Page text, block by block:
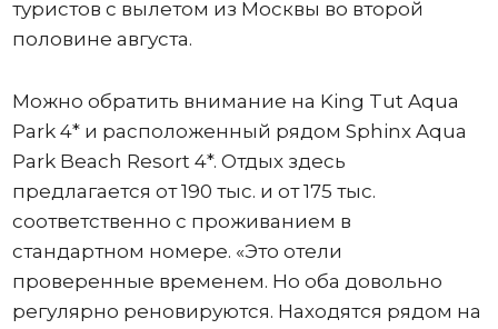
туристов с вылетом из Москвы во второй
половине августа.
Можно обратить внимание на King Tut Aqua
Park 4* и расположенный рядом Sphinx Aqua
Park Beach Resort 4*. Отдых здесь
предлагается от 190 тыс. и от 175 тыс.
соответственно с проживанием в
стандартном номере. «Это отели
проверенные временем. Но оба довольно
регулярно реновируются. Находятся рядом на